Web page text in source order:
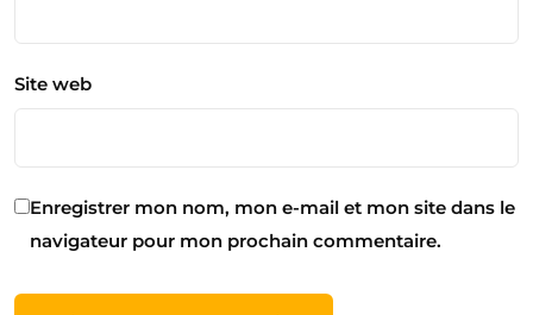
Site web
Enregistrer mon nom, mon e-mail et mon site dans le
navigateur pour mon prochain commentaire.